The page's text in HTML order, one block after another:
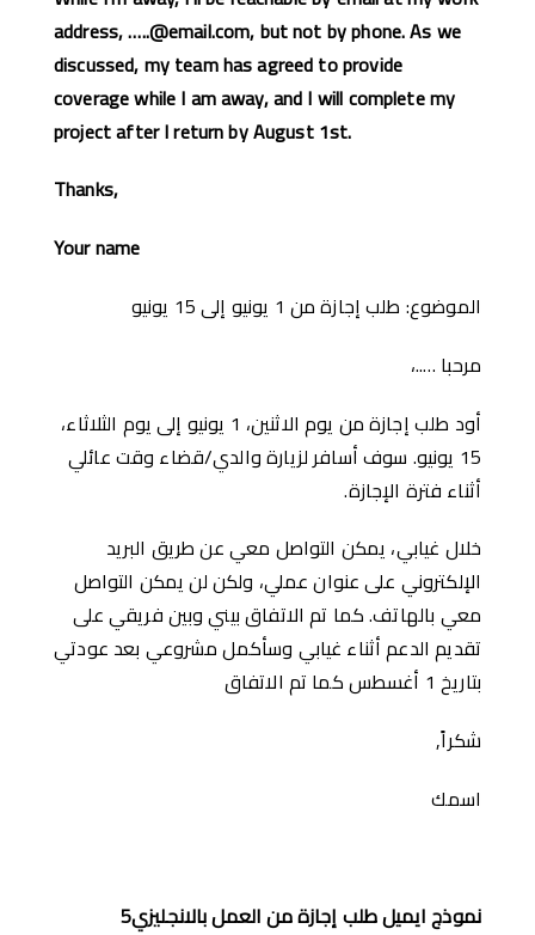
address, …..@email.com, but not by phone. As we
discussed, my team has agreed to provide
coverage while I am away, and I will complete my
project after I return by August 1st.
Thanks,
Your name
الموضوع: طلب إجازة من 1 يونيو إلى 15 يونيو
مرحبا …..،
أود طلب إجازة من يوم الاثنين، 1 يونيو إلى يوم الثلاثاء،
15 يونيو. سوف أسافر لزيارة والدي/قضاء وقت عائلي
أثناء فترة الإجازة.
خلال غيابي، يمكن التواصل معي عن طريق البريد
الإلكتروني على عنوان عملي، ولكن لن يمكن التواصل
معي بالهاتف. كما تم الاتفاق بيني وبين فريقي على
تقديم الدعم أثناء غيابي وسأكمل مشروعي بعد عودتي
بتاريخ 1 أغسطس كما تم الاتفاق
شكراً,
اسمك
نموذج ايميل طلب إجازة من العمل بالانجليزي5